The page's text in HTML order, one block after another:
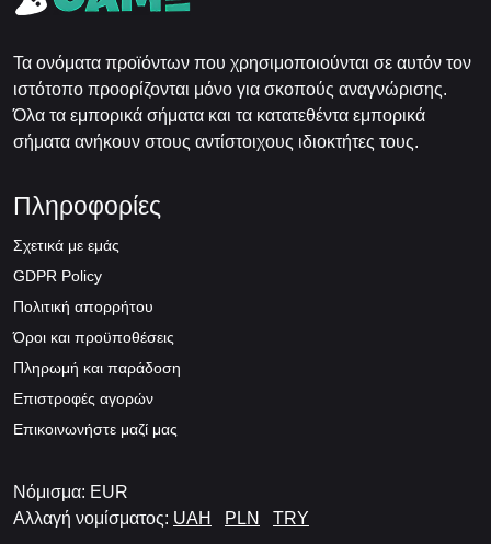
Τα ονόματα προϊόντων που χρησιμοποιούνται σε αυτόν τον
ιστότοπο προορίζονται μόνο για σκοπούς αναγνώρισης.
Όλα τα εμπορικά σήματα και τα κατατεθέντα εμπορικά
σήματα ανήκουν στους αντίστοιχους ιδιοκτήτες τους.
Πληροφορίες
Σχετικά με εμάς
GDPR Policy
Πολιτική απορρήτου
Όροι και προϋποθέσεις
Πληρωμή και παράδοση
Επιστροφές αγορών
Επικοινωνήστε μαζί μας
Νόμισμα: EUR
Αλλαγή νομίσματος: UAH PLN TRY